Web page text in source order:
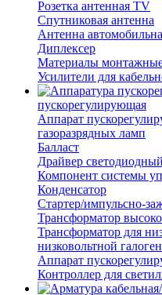
Розетка антенная TV
Спутниковая антенна
Антенна
Диплексер
Материалы
Усилители для
пускорегулирующая
Аппарат
газоразрядных ламп
Балласт
Драйвер светодиодный
Компонент системы
Конденсатор
Стартер/импульсно-
Трансформатор
Трансформатор для
низковольтной
Аппарат
Контроллер для